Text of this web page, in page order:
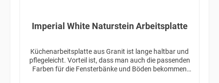
Imperial White Naturstein Arbeitsplatte
Küchenarbeitsplatte aus Granit ist lange haltbar und
pflegeleicht. Vorteil ist, dass man auch die passenden
Farben für die Fensterbänke und Böden bekommen